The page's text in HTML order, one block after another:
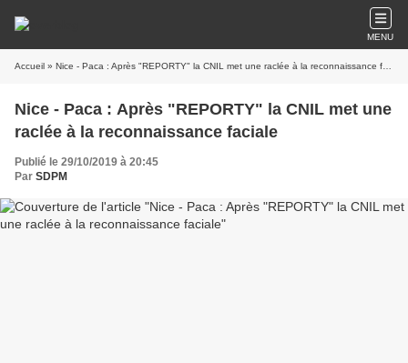
MENU
Accueil » Nice - Paca : Après "REPORTY" la CNIL met une raclée à la reconnaissance faciale
Nice - Paca : Après "REPORTY" la CNIL met une
raclée à la reconnaissance faciale
Publié le 29/10/2019 à 20:45
Par SDPM